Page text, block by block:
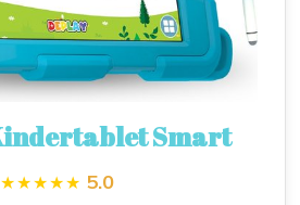
Smart
5.0